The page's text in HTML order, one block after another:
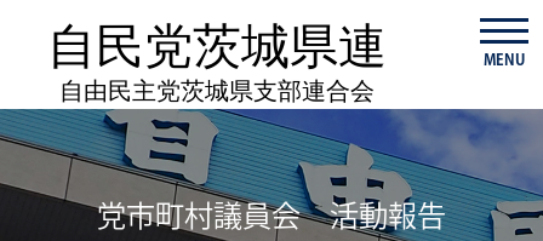
自民党茨城県連
自由民主党茨城県支部連合会
MENU
党市町村議員会 活動報告